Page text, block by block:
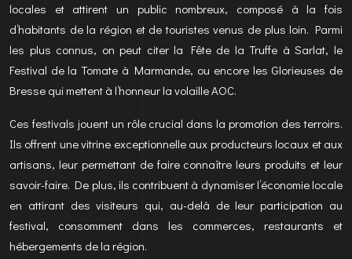
locales et attirent un public nombreux, composé à la fois
d’habitants de la région et de touristes venus de plus loin. Parmi
les plus connus, on peut citer la Fête de la Truffe à Sarlat, le
Festival de la Tomate à Marmande, ou encore les Glorieuses de
Bresse qui mettent à l’honneur la volaille AOC.
Ces festivals jouent un rôle crucial dans la promotion des terroirs.
Ils offrent une vitrine exceptionnelle aux producteurs locaux et aux
artisans, leur permettant de faire connaître leurs produits et leur
savoir-faire. De plus, ils contribuent à dynamiser l’économie locale
en attirant des visiteurs qui, au-delà de leur participation au
festival, consomment dans les commerces, restaurants et
hébergements de la région.